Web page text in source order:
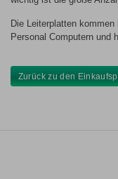
Die Leiterplatten
Personal Computern und
Zurück zu den